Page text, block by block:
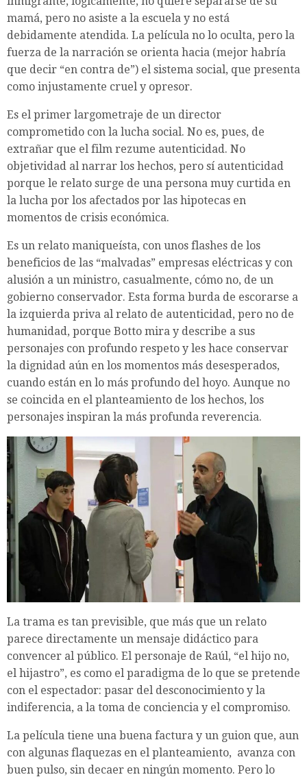
mamá, pero no asiste a la escuela y no está
debidamente atendida. La película no lo oculta, pero la
fuerza de la narración se orienta hacia (mejor habría
que decir “en contra de”) el sistema social, que presenta
como injustamente cruel y opresor.
Es el primer largometraje de un director
comprometido con la lucha social. No es, pues, de
extrañar que el film rezume autenticidad. No
objetividad al narrar los hechos, pero sí autenticidad
porque le relato surge de una persona muy curtida en
la lucha por los afectados por las hipotecas en
momentos de crisis económica.
Es un relato maniqueísta, con unos flashes de los
beneficios de las “malvadas” empresas eléctricas y con
alusión a un ministro, casualmente, cómo no, de un
gobierno conservador. Esta forma burda de escorarse a
la izquierda priva al relato de autenticidad, pero no de
humanidad, porque Botto mira y describe a sus
personajes con profundo respeto y les hace conservar
la dignidad aún en los momentos más desesperados,
cuando están en lo más profundo del hoyo. Aunque no
se coincida en el planteamiento de los hechos, los
personajes inspiran la más profunda reverencia.
La trama es tan previsible, que más que un relato
parece directamente un mensaje didáctico para
convencer al público. El personaje de Raúl, “el hijo no,
el hijastro”, es como el paradigma de lo que se pretende
con el espectador: pasar del desconocimiento y la
indiferencia, a la toma de conciencia y el compromiso.
La película tiene una buena factura y un guion que, aun
con algunas flaquezas en el planteamiento, avanza con
buen pulso, sin decaer en ningún momento. Pero lo